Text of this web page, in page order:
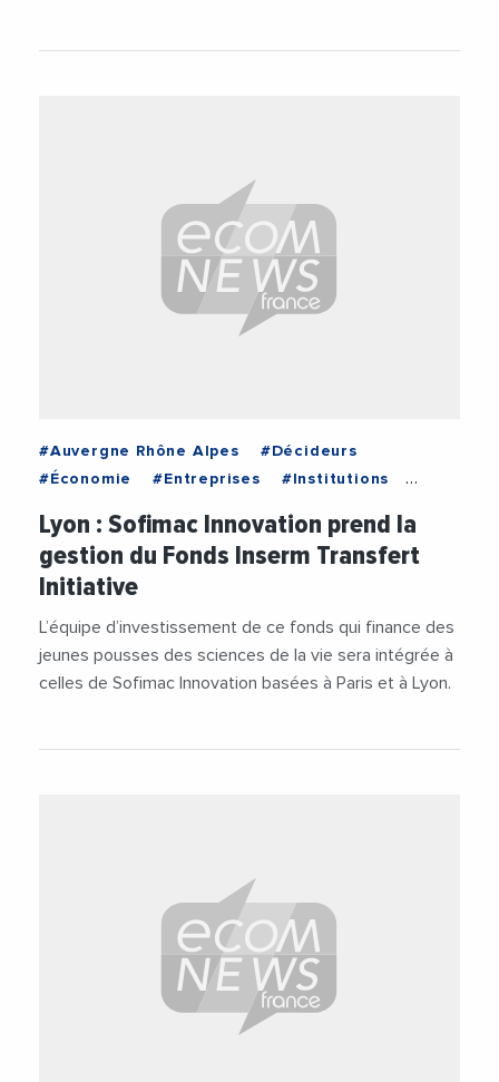
#Auvergne Rhône Alpes
#Décideurs
#Économie
#Entreprises
#Institutions
Lyon : Sofimac Innovation prend la
gestion du Fonds Inserm Transfert
Initiative
L’équipe d’investissement de ce fonds qui finance des
jeunes pousses des sciences de la vie sera intégrée à
celles de Sofimac Innovation basées à Paris et à Lyon.